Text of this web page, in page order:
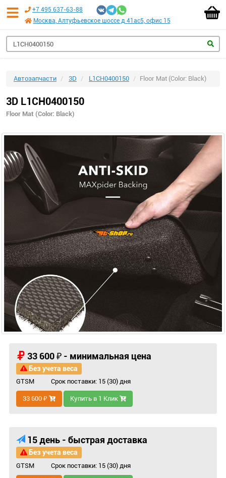
+7 495 637-63-88
Москва, Алтуфьевское шоссе д 41ас5, офис 15
Автозапчасти 3D L1CH0400150 Floor Mat (Color: Black)
3D L1CH0400150
Floor Mat (Color: Black)
33 600 ₽ - минимальная цена
Без учета веса
GTSM Срок поставки: 15 (30) дня
33 600 ₽ Купить в 1 Клик
15 день - быстрая доставка
Без учета веса
GTSM Срок поставки: 15 (30) дня